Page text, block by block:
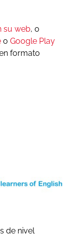
su web, o
o Google Play
formato
de nivel